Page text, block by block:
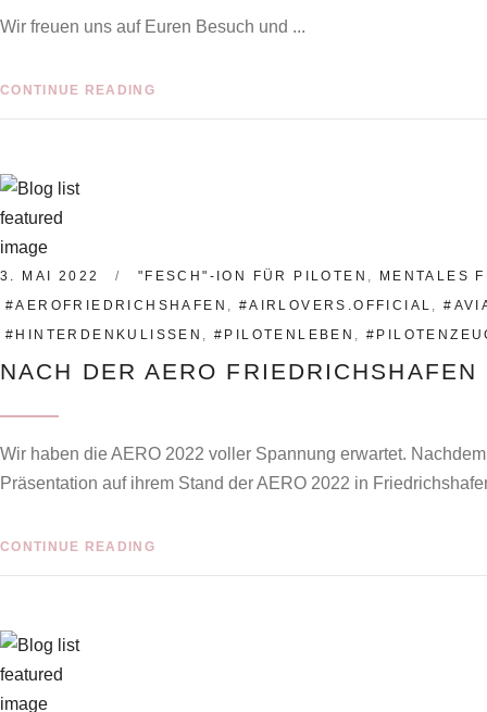
Wir freuen uns auf Euren Besuch und
CONTINUE READING
3. MAI 2022 "FESCH"-ION FÜR PILOTEN ,
MENTALES
#AEROFRIEDRICHSHAFEN , #AIRLOVERS.OFFICIAL ,
#HINTERDENKULISSEN ,#PILOTENLEBEN ,
NACH DER AERO FRIEDRICHSHAFEN
Wir haben die AERO 2022 voller Spannung erwartet.
Präsentation auf ihrem Stand der AERO 2022 in
CONTINUE READING